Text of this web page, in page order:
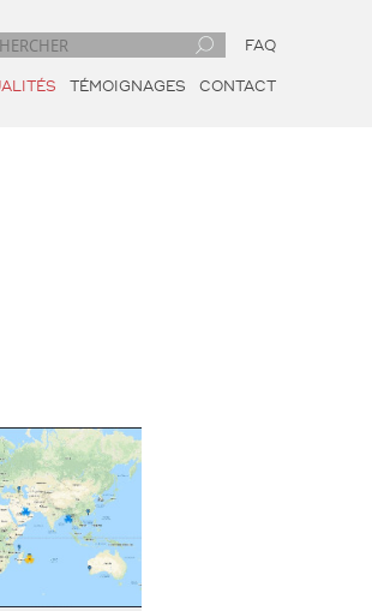
FAQ
TÉMOIGNAGES CONTACT